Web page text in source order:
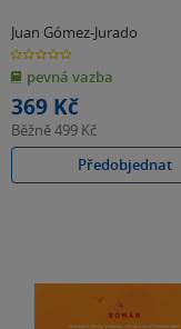
Juan Gómez-Jurado
0.0
z
5
hvězdiček
pevná vazba
369 Kč
Běžně499 Kč
Předobjednat